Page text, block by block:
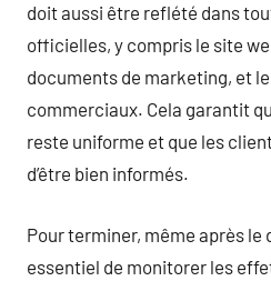
doit aussi être reflété dans
officielles, y compris le site
documents de marketing, et
commerciaux. Cela garantit
reste uniforme et que les
d’être bien informés.
Pour terminer, même après
essentiel de monitorer les